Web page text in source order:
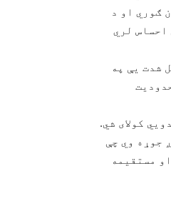
کې هر څوک خپل ځان ګوري او د
احساس لري
شدت یې په
کولای شي.
جوړه وي چې
خبره په دې مهمه ده چې په شدت٬ مقابله او مستقیمه